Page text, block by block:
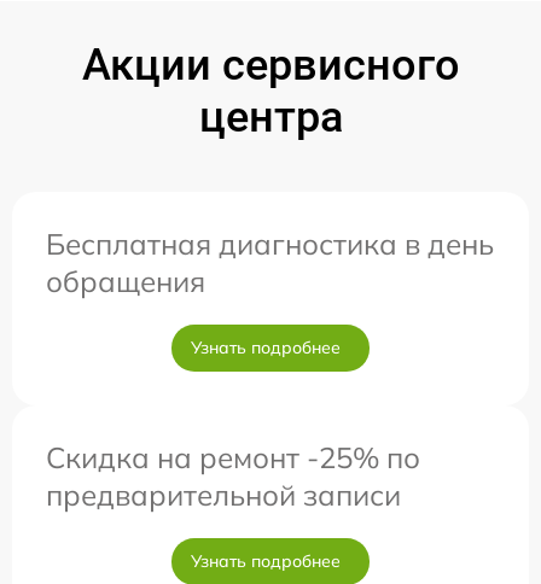
Акции сервисного
центра
Бесплатная диагностика в день
обращения
Узнать подробнее
Скидка на ремонт -25% по
предварительной записи
Узнать подробнее